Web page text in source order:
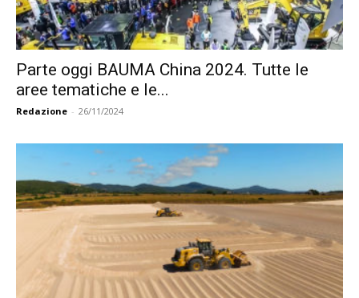
Parte oggi BAUMA China 2024. Tutte le
aree tematiche e le...
Redazione - 26/11/2024